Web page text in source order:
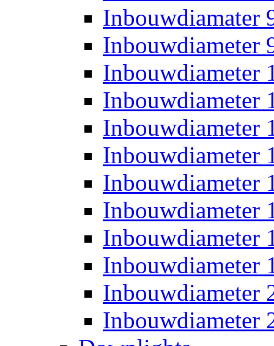
Inbouwdiamater
Inbouwdiameter
Inbouwdiameter
Inbouwdiameter
Inbouwdiameter
Inbouwdiameter
Inbouwdiameter
Inbouwdiameter
Inbouwdiameter
Inbouwdiameter
Inbouwdiameter
Inbouwdiameter